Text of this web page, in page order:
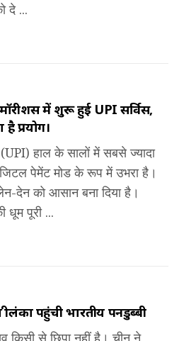
दे ...
मॉरीशस में शुरू हुई UPI सर्विस,
प्रयोग।
हाल के सालों में सबसे ज्यादा
पेमेंट मोड के रूप में उभरा है।
देन को आसान बना दिया है।
धूम पूरी ...
पहुंची भारतीय पनडुब्बी
किसी से छिपा नहीं है। चीन ने